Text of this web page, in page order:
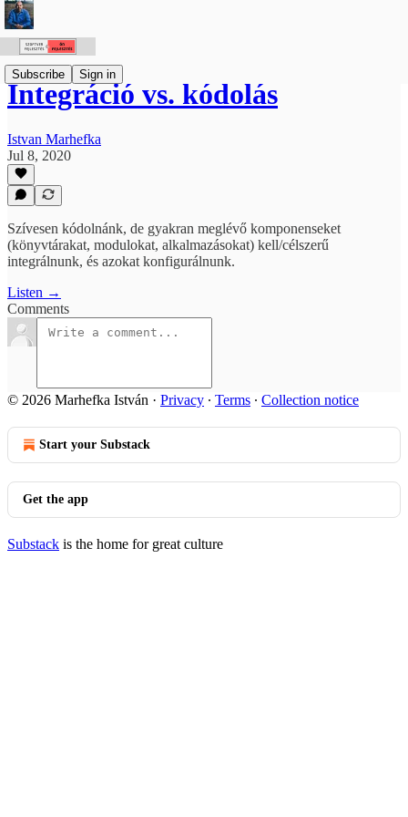
Subscribe Sign in
Integráció vs. kódolás
Istvan Marhefka
Jul 8, 2020
Szívesen kódolnánk, de gyakran meglévő komponenseket
(könyvtárakat, modulokat, alkalmazásokat) kell/célszerű
integrálnunk, és azokat konfigurálnunk.
Listen →
Comments
© 2026 Marhefka István · Privacy ∙ Terms ∙ Collection notice
Start your Substack
Get the app
Substack is the home for great culture